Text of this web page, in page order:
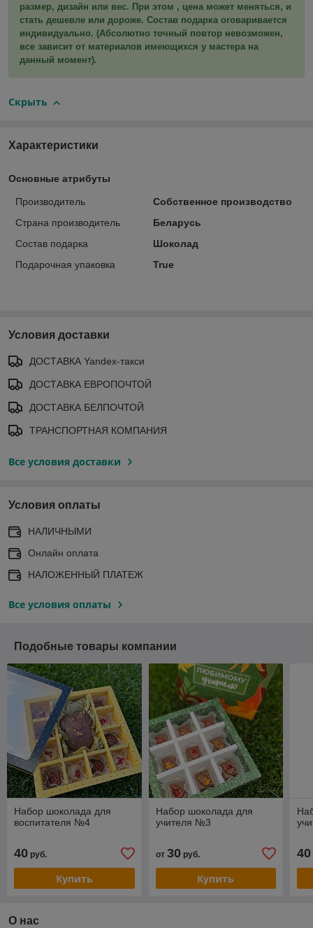
размер, дизайн или вес. При этом , цена может меняться, и
стать дешевле или дороже. Состав подарка оговаривается
индивидуально. (Абсолютно точный повтор невозможен,
все зависит от материалов имеющихся у мастера на
данный момент).
Скрыть
Характеристики
Основные атрибуты
Производитель
Собственное производство
Страна производитель
Беларусь
Состав подарка
Шоколад
Подарочная упаковка
True
Условия доставки
ДОСТАВКА Yandex-такси
ДОСТАВКА ЕВРОПОЧТОЙ
ДОСТАВКА БЕЛПОЧТОЙ
ТРАНСПОРТНАЯ КОМПАНИЯ
Все условия доставки
Условия оплаты
НАЛИЧНЫМИ
Онлайн оплата
НАЛОЖЕННЫЙ ПЛАТЕЖ
Все условия оплаты
Подобные товары компании
Набор шоколада для
воспитателя №4
40 руб.
Купить
Набор шоколада для
учителя №3
от 30руб.
Купить
40
О нас